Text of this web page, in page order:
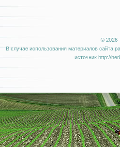
© 2026
В случае использования материалов сайта
источник http://